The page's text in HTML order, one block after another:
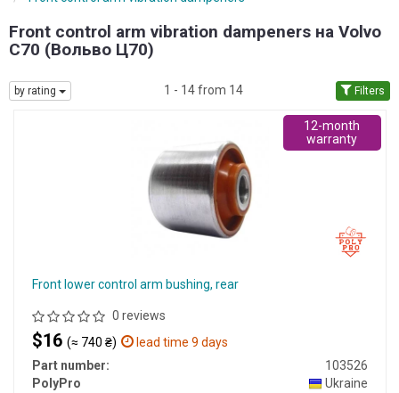
Front control arm vibration dampeners на Volvo
C70 (Вольво Ц70)
by rating 1 - 14 from 14 Filters
Front lower control arm bushing, rear
0 reviews
$16 (≈ 740 ₴)
lead time 9 days
Part number:
103526
PolyPro
Ukraine
12-month
warranty